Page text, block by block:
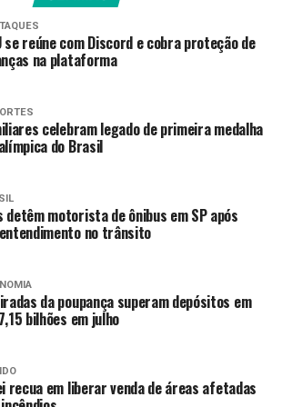
ao Ministério da Educação (MEC),
em 9 e 16 de novembro, nas 27
no Pará, terão o Enem
novembro e 7 de dezembro,
das Nações Unidas sobre
(COP30) no mesmo período.
em julho e agosto recebem hoje
se reúne com Discord e cobra proteção de
na plataforma
celebram legado de primeira medalha
do Brasil
detêm motorista de ônibus em SP após
no trânsito
da poupança superam depósitos em
bilhões em julho
recua em liberar venda de áreas afetadas